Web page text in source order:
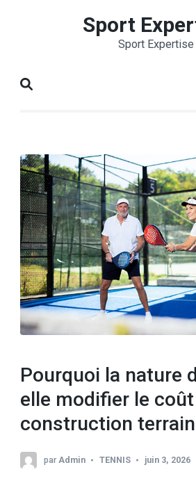
Entrée)
Sport
Sport Expertise
Pourquoi la nature
elle modifier le coût
construction
par Admin TENNIS juin 3, 2026